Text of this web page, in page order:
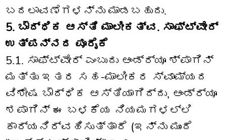
ಬದಲಾವಣೆಗಳನ್ನು ಮಾಡಬಹುದು.
5. ಬೌದ್ಧಿಕ ಆಸ್ತಿ ಮಾಲೀಕತ್ವ. ಸಾಫ್ಟ್‌ವೇರ್
ಉತ್ಪನ್ನದ ಪೂರೈಕೆ
5.1. ಸಾಫ್ಟ್‌ವೇರ್ ಎಂಬುದು ಆಂಡ್ರ್ಯೂ ಶ್‌ಪಾಗಿನ್
ಮತ್ತು ಇತರ ಸಹ-ಮಾಲೀಕರ ಸ್ವಾಮ್ಯದ
ವಿಶೇಷ ಬೌದ್ಧಿಕ ಆಸ್ತಿಯಾಗಿದ್ದು, ಆಂಡ್ರ್ಯೂ
ಶಪಾಗಿನ್ ಈ ಬಳಕೆಯ ನಿಯಮಗಳಲ್ಲಿ
ಕಾರ್ಯನಿರ್ವಹಿಸುತ್ತಾರೆ (ಇನ್ನು ಮುಂದೆ